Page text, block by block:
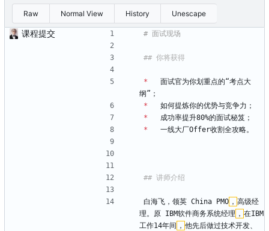
Raw Normal View History Unescape
课程提交
*
   面试官为你划重点的“考点大
纲”；
*
   如何提炼你的优势与竞争力；
*
   成功率提升80%的面试秘笈；
*
   一线大厂Offer收割全攻略。
白海飞，领英 China PMO ， 高级经
理。原 IBM软件商务系统经理 ， 在IBM
工作14年间 ， 他先后做过技术开发、